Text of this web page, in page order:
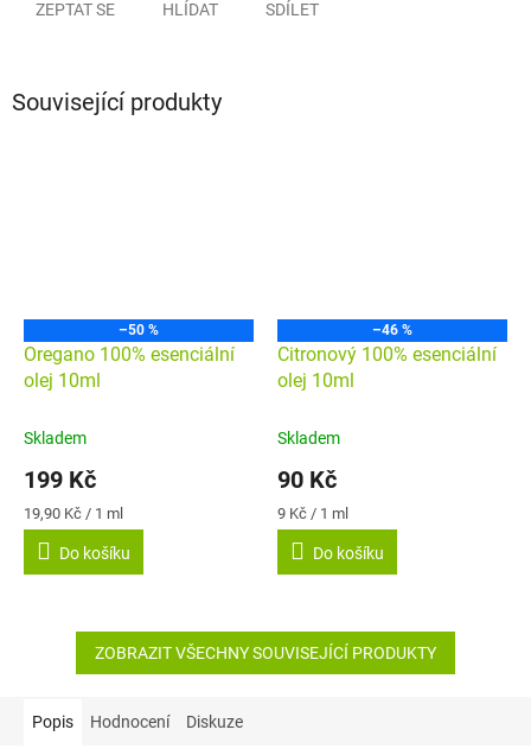
ZEPTAT SE HLÍDAT SDÍLET
Související produkty
–50 %
Oregano 100% esenciální
olej 10ml
Skladem
199 Kč
Měrná
cena:
19,90 Kč / 1 ml
Do košíku
–46 %
Citronový 100% esenciální
olej 10ml
Skladem
90 Kč
Měrná
cena:
9 Kč / 1 ml
Do košíku
ZOBRAZIT VŠECHNY SOUVISEJÍCÍ PRODUKTY
Popis Hodnocení Diskuze